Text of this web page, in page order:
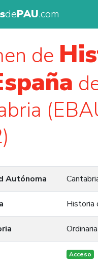
dePAU.com
de
Autónoma
Historia
Acceso